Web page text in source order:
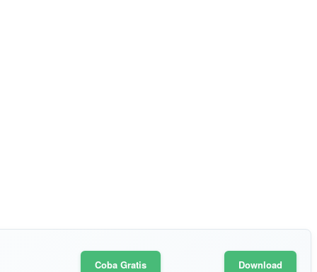
Coba Gratis Download